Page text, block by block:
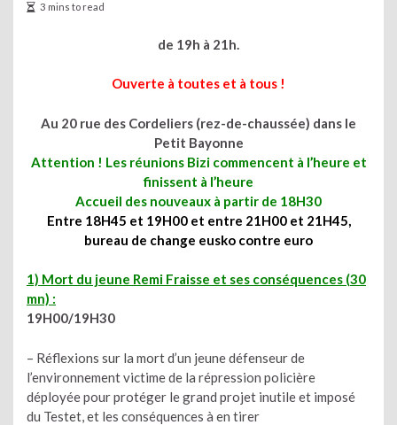
3 mins to read
de 19h à 21h.
Ouverte à toutes et à tous !
Au 20 rue des Cordeliers (rez-de-chaussée) dans le
Petit Bayonne
Attention ! Les réunions Bizi commencent à l’heure et
finissent à l’heure
Accueil des nouveaux à partir de 18H30
Entre 18H45 et 19H00 et entre 21H00 et 21H45,
bureau de change eusko contre euro
1) Mort du jeune Remi Fraisse et ses conséquences (30
mn) :
19H00/19H30
– Réflexions sur la mort d’un jeune défenseur de
l’environnement victime de la répression policière
déployée pour protéger le grand projet inutile et imposé
du Testet, et les conséquences à en tirer